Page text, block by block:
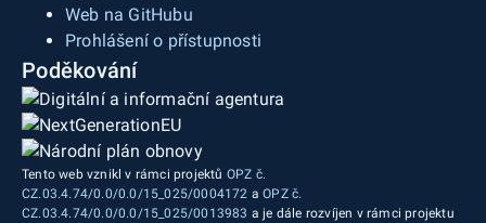
Web na GitHubu
Prohlášení o přístupnosti
Poděkování
Tento web vznikl v rámci projektů OPZ č.
CZ.03.4.74/0.0/0.0/15_025/0004172 aOPZ č.
CZ.03.4.74/0.0/0.0/15_025/0013983 a je dále rozvíjen v rámci projektu